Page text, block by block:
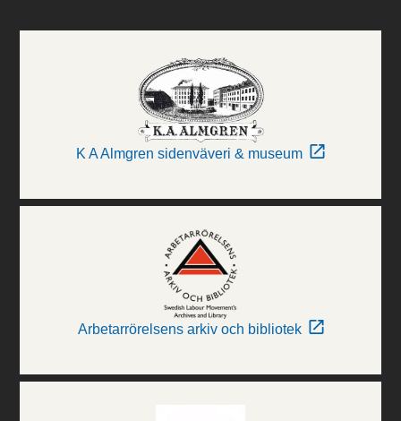
K A Almgren sidenväveri & museum
Arbetarrörelsens arkiv och bibliotek